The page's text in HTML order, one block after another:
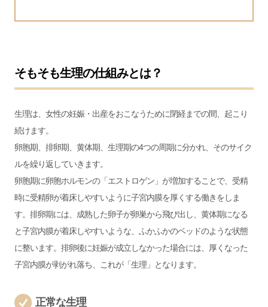
そもそも生理の仕組みとは？
生理は、女性の妊娠・出産をおこなうために閉経までの間、起こり
続けます。
卵胞期、排卵期、黄体期、生理期の4つの周期に分かれ、そのサイク
ルを繰り返していきます。
卵胞期に卵胞ホルモンの「エストロゲン」が増加することで、受精
時に受精卵が着床しやすいように子宮内膜を厚くする働きをしま
す。排卵期には、成熟した卵子が卵巣から飛び出し、黄体期になる
と子宮内膜が着床しやすいような、ふかふかのベッドのような状態
に整います。排卵後に妊娠が成立しなかった場合には、厚くなった
子宮内膜が剥がれ落ち、これが「生理」となります。
正常な生理